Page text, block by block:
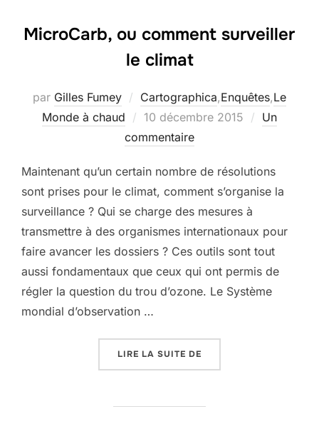
MicroCarb, ou comment surveiller
le climat
par Gilles Fumey Cartographica,Enquêtes,Le
Monde à chaud
Publié
le
10 décembre 2015
Un
commentaire
Maintenant qu’un certain nombre de résolutions
sont prises pour le climat, comment s’organise la
surveillance ? Qui se charge des mesures à
transmettre à des organismes internationaux pour
faire avancer les dossiers ? Ces outils sont tout
aussi fondamentaux que ceux qui ont permis de
régler la question du trou d’ozone. Le Système
mondial d’observation …
LIRE LA SUITE DE